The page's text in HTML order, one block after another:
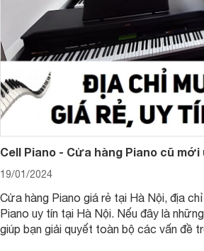
Hiện nay, có 2 loại đàn piano chính
chọn tốt hơn? Cùng Websosanh tìm
1. Đàn piano cơ
Đàn piano cơ hay còn gọi là đàn
dòng đàn piano. Đặc trưng của đàn
bên trong có khung đàn được làm
chế cơ học nhờ sự chuyển động
- Đàn Grand piano là những cây đàn
mẽ. Bạn sẽ thấy những cây đàn
piano grand có giá tới vài trăm triệu
- Đàn Upright piano có kích thước
không gian hộ gia đình, quán cafe,
Cell Piano - Cửa hàng Piano cũ mới
19/01/2024
Cửa hàng Piano giá rẻ tại Hà Nội, địa
Piano uy tín tại Hà Nội. Nếu đây là
giúp bạn giải quyết toàn bộ các vấn đề